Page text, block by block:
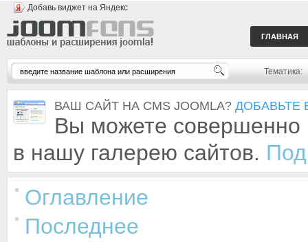
Добавь виджет на Яндекс
ГЛАВНАЯ
Тематика:
ВАШ САЙТ НА CMS JOOMLA? ДОБАВЬТЕ
Вы можете совершенно
в нашу галерею сайтов.
Оглавление
Последнее